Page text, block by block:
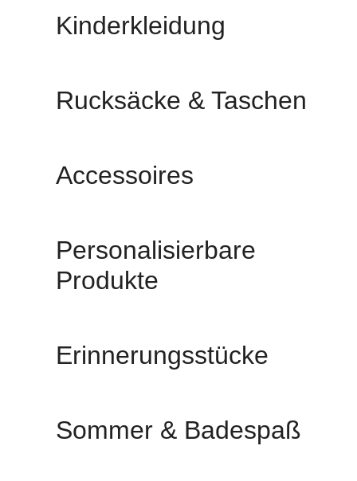
Kinderkleidung
Rucksäcke & Taschen
Accessoires
Personalisierbare
Produkte
Erinnerungsstücke
Sommer & Badespaß